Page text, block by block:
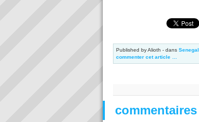
Published by Alioth - dans Senegal
commenter cet article
commentaires